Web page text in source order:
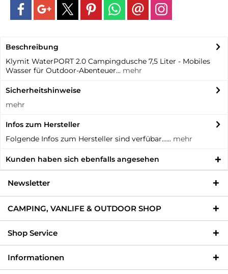
Beschreibung
Klymit WaterPORT 2.0 Campingdusche 7,5 Liter - Mobiles
Wasser für Outdoor-Abenteuer... mehr
Sicherheitshinweise
mehr
Infos zum Hersteller
Folgende Infos zum Hersteller sind verfübar...... mehr
Kunden haben sich ebenfalls angesehen
Newsletter
CAMPING, VANLIFE & OUTDOOR SHOP
Shop Service
Informationen